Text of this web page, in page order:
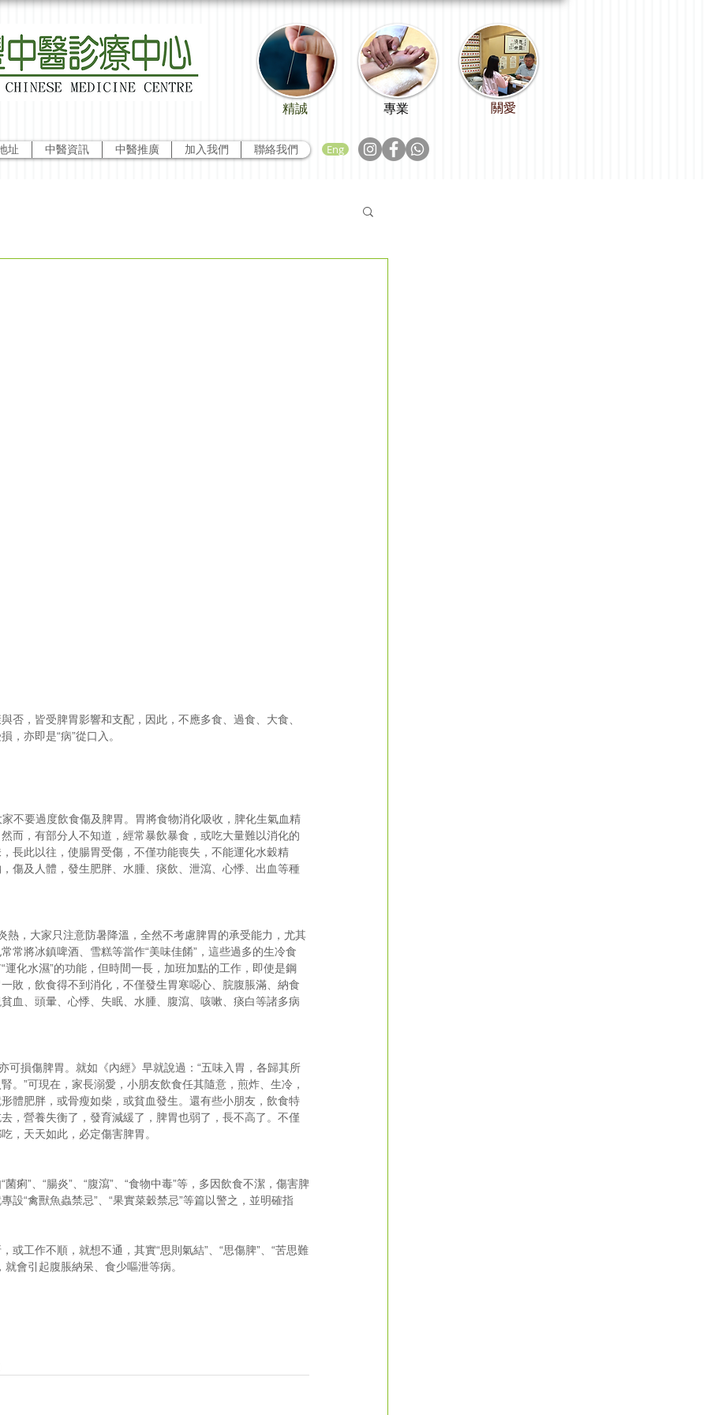
精誠
址 中醫資訊 中醫推廣 加入我們 聯絡我們 Eng
專業 關愛
否，皆受脾胃影響和支配，因此，不應多食、過食、大食、
，亦即是“病”從口入。
家不要過度飲食傷及脾胃。胃將食物消化吸收，脾化生氣血精
而，有部分人不知道，經常暴飲暴食，或吃大量難以消化的
長此以往，使腸胃受傷，不僅功能喪失，不能運化水穀精
傷及人體，發生肥胖、水腫、痰飲、泄瀉、心悸、出血等種
，大家只注意防暑降溫，全然不考慮脾胃的承受能力，尤其
常將冰鎮啤酒、雪糕等當作“美味佳餚”，這些過多的生冷食
化水濕”的功能，但時間一長，加班加點的工作，即使是鋼
敗，飲食得不到消化，不僅發生胃寒噁心、脘腹脹滿、納食
血、頭暈、心悸、失眠、水腫、腹瀉、咳嗽、痰白等諸多病
可損傷脾胃。就如《內經》早就說過：“五味入胃，各歸其所
。”可現在，家長溺愛，小朋友飲食任其隨意，煎炸、生冷，
體肥胖，或骨瘦如柴，或貧血發生。還有些小朋友，飲食特
，營養失衡了，發育減緩了，脾胃也弱了，長不高了。不僅
，天天如此，必定傷害脾胃。
痢”、“腸炎”、“腹瀉”、“食物中毒”等，多因飲食不潔，傷害脾
設“禽獸魚蟲禁忌”、“果實菜穀禁忌”等篇以警之，並明確指
工作不順，就想不通，其實“思則氣結”、“思傷脾”、“苦思難
會引起腹脹納呆、食少嘔泄等病。